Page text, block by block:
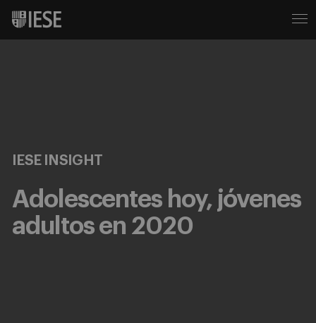
IESE INSIGHT
Adolescentes hoy, jóvenes
adultos en 2020